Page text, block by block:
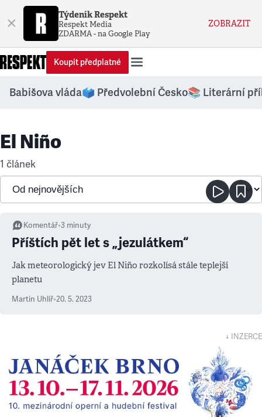
× Týdeník Respekt
Respekt Media
ZDARMA - na Google Play
ZOBRAZIT
Koupit předplatné
Babišova vláda🗳️ Předvolební Česko📚 Literární
El Niño
1 článek
Komentář•3 minuty
Příštích pět let s „jezulátkem“
Jak meteorologický jev El Niño rozkolísá stále teplejší
planetu
Martin Uhlíř•20. 5. 2023
↓ INZERCE